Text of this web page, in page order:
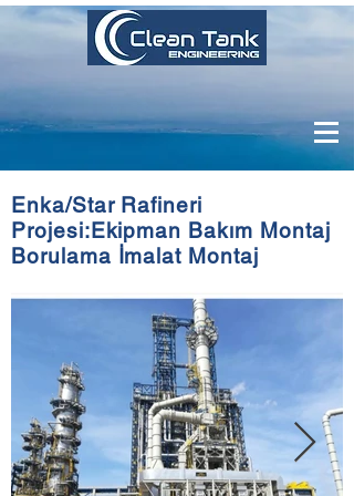
Enka/Star Rafineri
Projesi:Ekipman Bakım Montaj
Borulama İmalat Montaj